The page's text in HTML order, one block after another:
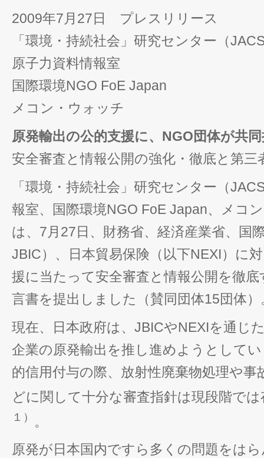
2009年7月27日 プレスリリース
「環境・持続社会」研究センター（
原子力資料情報室
国際環境NGO FoE Japan
メコン・ウォッチ
原発輸出の公的支援に、NGO団体が共
安全審査と情報公開の強化・徹底と第三
「環境・持続社会」研究センター（
報室、国際環境NGO FoE Japan、メコ
は、7月27日、財務省、経済産業省、国
JBIC）、日本貿易保険（以下NEXI）に
援に当たって安全審査と情報公開を徹
言書を提出しました（賛同団体15団体）
現在、日本政府は、JBICやNEXIを通じ
企業の原発輸出を推し進めようとして
的信用付与の際、放射性廃棄物処理や事
どに関して十分な審査指針は現段階で
１） 。
原発が日本国内ですら多くの問題をは